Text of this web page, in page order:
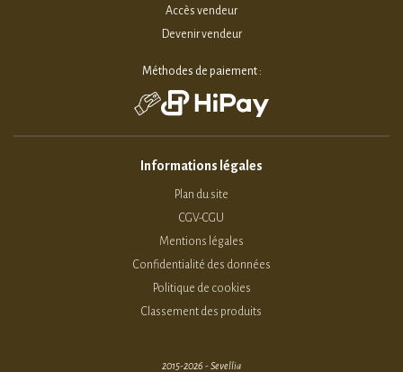
Accès vendeur
Devenir vendeur
Méthodes de paiement :
Informations légales
Plan du site
CGV-CGU
Mentions légales
Confidentialité des données
Politique de cookies
Classement des produits
2015-2026 - Sevellia